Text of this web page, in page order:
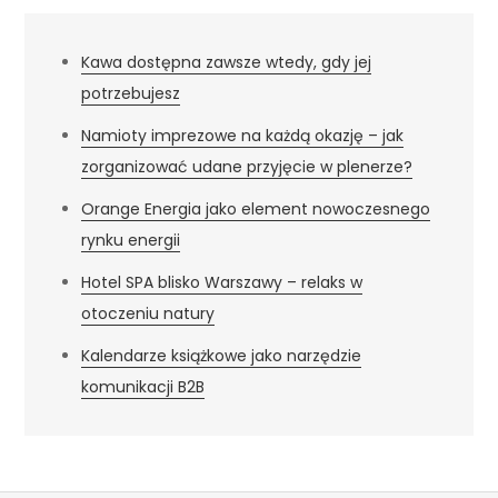
Kawa dostępna zawsze wtedy, gdy jej
potrzebujesz
Namioty imprezowe na każdą okazję – jak
zorganizować udane przyjęcie w plenerze?
Orange Energia jako element nowoczesnego
rynku energii
Hotel SPA blisko Warszawy – relaks w
otoczeniu natury
Kalendarze książkowe jako narzędzie
komunikacji B2B